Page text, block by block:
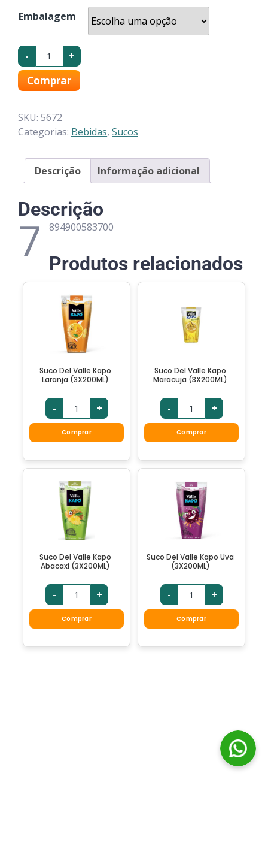
Embalagem
- +
Comprar
SKU: 5672
Categorias: Bebidas, Sucos
Descrição Informação adicional
Descrição
7 894900583700
Produtos relacionados
Suco Del Valle Kapo
Laranja (3X200ML)
- +
Comprar
Suco Del Valle Kapo
Maracuja (3X200ML)
- +
Comprar
Suco Del Valle Kapo
Abacaxi (3X200ML)
- +
Comprar
Suco Del Valle Kapo Uva
(3X200ML)
- +
Comprar